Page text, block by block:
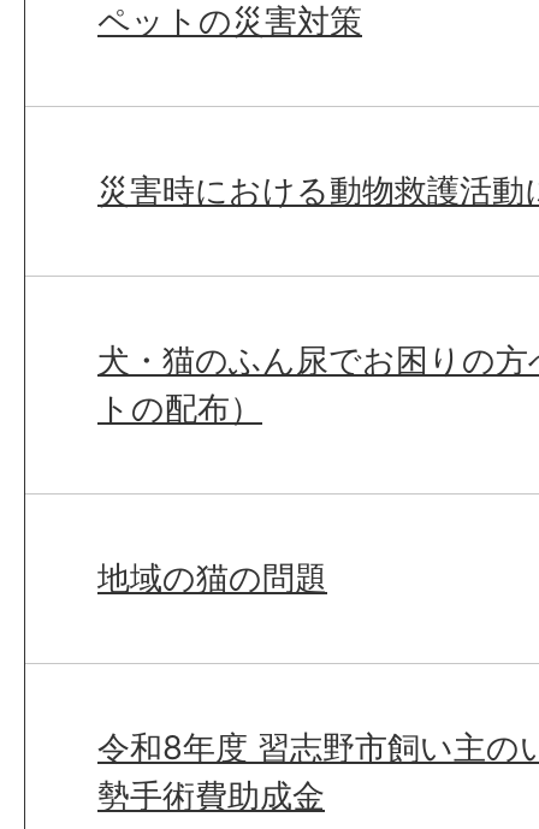
ペットの災害対策
災害時における動物救護活動
犬・猫のふん尿でお困りの
トの配布）
地域の猫の問題
令和8年度 習志野市飼い主の
勢手術費助成金